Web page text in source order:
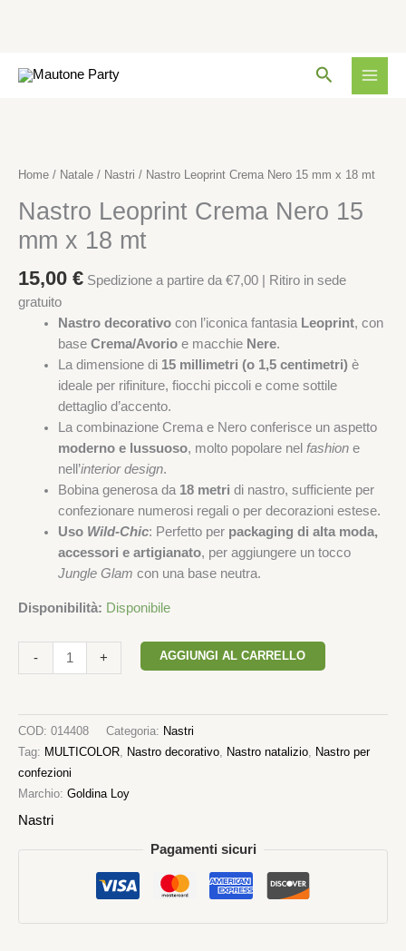
Cerca
Home / Natale / Nastri / Nastro Leoprint Crema Nero 15 mm x 18 mt
Nastro Leoprint Crema Nero 15
mm x 18 mt
15,00 € Spedizione a partire da €7,00 | Ritiro in sede
gratuito
Nastro decorativocon l’iconica fantasia Leoprint, con
base Crema/Avorioe macchie Nere.
La dimensione di 15 millimetri (o 1,5 centimetri)è
ideale per rifiniture, fiocchi piccoli e come sottile
dettaglio d’accento.
La combinazione Crema e Nero conferisce un aspetto
moderno e lussuoso, molto popolare nel fashione
nell’interior design.
Bobina generosa da 18 metri di nastro, sufficiente per
confezionare numerosi regali o per decorazioni estese.
Uso Wild-Chic: Perfetto per packaging di alta moda,
accessori e artigianato, per aggiungere un tocco
Jungle Glam con una base neutra.
Disponibilità: Disponibile
-
Crema
15
x
18
quantità
+ AGGIUNGI AL CARRELLO
COD: 014408 Categoria: Nastri
Tag: MULTICOLOR, Nastro decorativo, Nastro natalizio, Nastro per
confezioni
Marchio: Goldina Loy
Nastri
Pagamenti sicuri
18